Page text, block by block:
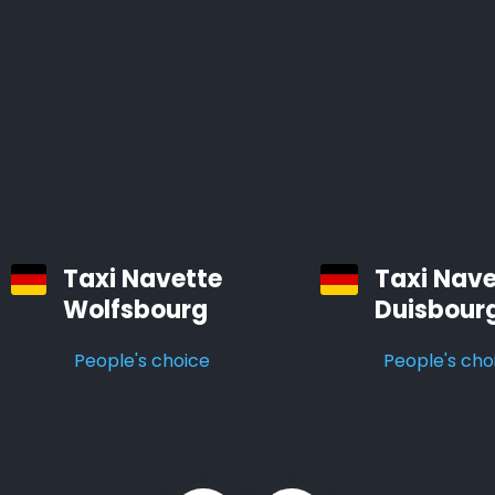
Taxis d’aéroport à Solingen
Infos pratiques à savoir sur les navettes d’aéroport
Taxi Navette
Wolfsbourg
People's choice
Taxi
People's